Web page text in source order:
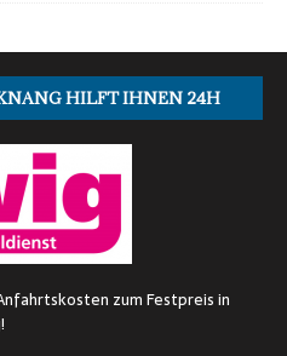
HILFT IHNEN 24H
zum Festpreis in